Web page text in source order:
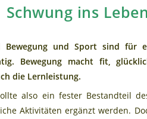
Schwung ins
Bewegung und Sport sind für
Bewegung macht fit,
die Lernleistung.
also ein fester Bestandteil
Aktivitäten ergänzt werden.